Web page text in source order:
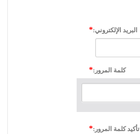
البريد الإلكتروني:
كلمة المرور:
تأكيد كلمة المرور: